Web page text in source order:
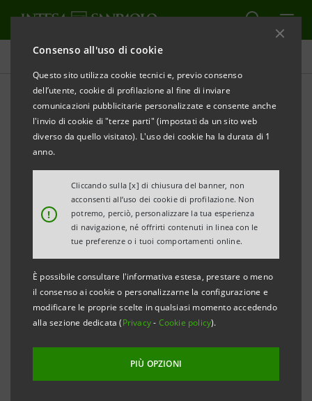
Consenso all'uso di cookie
Questo sito utilizza cookie tecnici e, previo consenso
dell’utente, cookie di profilazione al fine di inviare
comunicazioni pubblicitarie personalizzate e consente anche
l'invio di cookie di "terze parti" (impostati da un sito web
diverso da quello visitato). L'uso dei cookie ha la durata di 1
anno.
!
Cliccando sulla [x] di chiusura del banner, non
acconsenti all’uso dei cookie di profilazione. Non
potremo, perciò, personalizzare la tua esperienza
di navigazione, né offrirti contenuti in linea con le
tue preferenze o i tuoi comportamenti online.
È possibile consultare l'informativa estesa, prestare o meno
il consenso ai cookie o personalizzarne la configurazione e
modificare le proprie scelte in qualsiasi momento accedendo
alla sezione dedicata (Privacy- Cookie policy).
PIÙ OPZIONI
Comunicati stampa
STAMPA AGGIORNA
PANINI TOUR UP! 2019 A SAN DONA’ DI PIAVE:
TORNA L’INVASIONE DELLE FIGURINE “CALCIATORI”
IL 23 FEBBRAIO TAPPA IN UNA FILIALE DEL GRUPPO
INTESA SANPAOLO
TANTI SCAMBI, QUIZ, GIOCHI E PREMI PER PICCOLI E
GRANDI COLLEZIONISTI
Modena/Padova, 21 febbraio 2019. Arriva nel prossimo
weekend a San Donà di Piave il “Panini Tour Up!
2019”. La grande iniziativa promozionale per il lancio
della collezione “Calciatori 2018-2019” dà
appuntamento ai fan delle figurine sabato 23 presso
la filiale di Intesa Sanpaolo di via Silvio Trentin, 84 a